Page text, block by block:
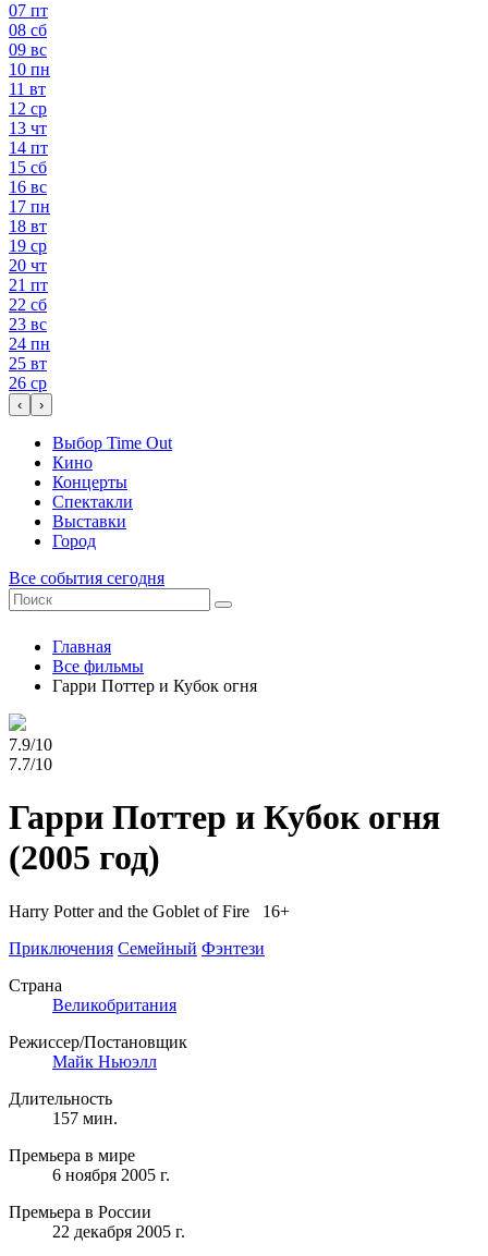
07 пт
08 сб
09 вс
10 пн
11 вт
12 ср
13 чт
14 пт
15 сб
16 вс
17 пн
18 вт
19 ср
20 чт
21 пт
22 сб
23 вс
24 пн
25 вт
26 ср
‹ ›
Выбор Time Out
Кино
Концерты
Спектакли
Выставки
Город
Все события сегодня
Главная
Все фильмы
Гарри Поттер и Кубок огня
7.9/10
7.7/10
Гарри Поттер и Кубок огня
(2005 год)
Harry Potter and the Goblet of Fire 16+
Приключения Семейный Фэнтези
Страна
Великобритания
Режиссер/Постановщик
Майк Ньюэлл
Длительность
157 мин.
Премьера в мире
6 ноября 2005 г.
Премьера в России
22 декабря 2005 г.